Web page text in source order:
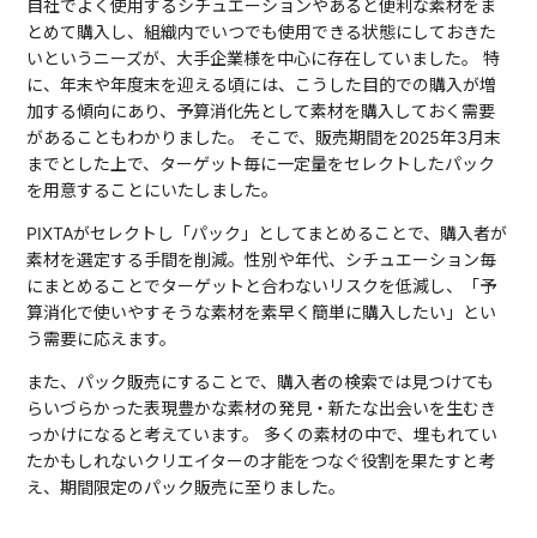
自社でよく使用するシチュエーションやあると便利な素材をま
とめて購入し、組織内でいつでも使用できる状態にしておきた
いというニーズが、大手企業様を中心に存在していました。 特
に、年末や年度末を迎える頃には、こうした目的での購入が増
加する傾向にあり、予算消化先として素材を購入しておく需要
があることもわかりました。 そこで、販売期間を2025年3月末
までとした上で、ターゲット毎に一定量をセレクトしたパック
を用意することにいたしました。
PIXTAがセレクトし「パック」としてまとめることで、購入者が
素材を選定する手間を削減。性別や年代、シチュエーション毎
にまとめることでターゲットと合わないリスクを低減し、「予
算消化で使いやすそうな素材を素早く簡単に購入したい」とい
う需要に応えます。
また、パック販売にすることで、購入者の検索では見つけても
らいづらかった表現豊かな素材の発見・新たな出会いを生むき
っかけになると考えています。 多くの素材の中で、埋もれてい
たかもしれないクリエイターの才能をつなぐ役割を果たすと考
え、期間限定のパック販売に至りました。